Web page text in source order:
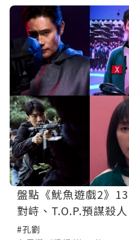
盤點《魷魚遊戲2》
對峙、T.O.P.預謀殺
驚豔！
#孔劉